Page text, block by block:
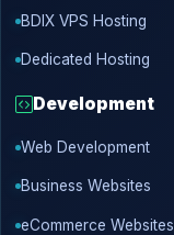
BDIX VPS Hosting
Dedicated Hosting
Development
Web Development
Business Websites
eCommerce Websites